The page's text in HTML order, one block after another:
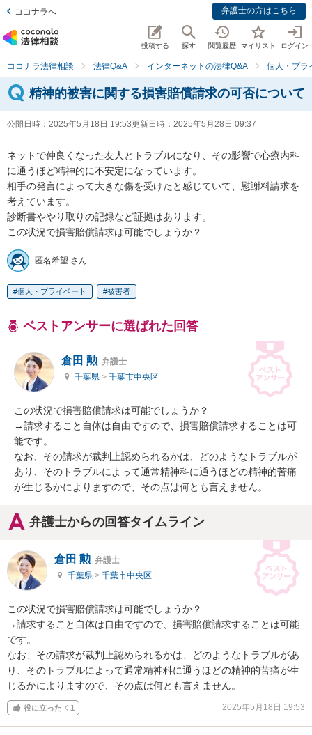
ココナラへ 弁護士の方はこちら
投稿する 探す 閲覧履歴 マイリスト ログイン
ココナラ法律相談 法律Q&A インターネットの法律Q&A 個人・プラ
精神的被害に関する損害賠償請求の可否について
公開日時： 2025年5月18日 19:53更新日時： 2025年5月28日 09:37
ネットで仲良くなった友人とトラブルになり、その影響で心療内科
に通うほど精神的に不安定になっています。
相手の発言によって大きな傷を受けたと感じていて、慰謝料請求を
考えています。
診断書ややり取りの記録など証拠はあります。
この状況で損害賠償請求は可能でしょうか？
匿名希望 さん
個人・プライベート 被害者
ベストアンサーに選ばれた回答
倉田 勲 弁護士
千葉県 > 千葉市中央区
この状況で損害賠償請求は可能でしょうか？
→請求すること自体は自由ですので、損害賠償請求することは可
能です。
なお、その請求が裁判上認められるかは、どのようなトラブルが
あり、そのトラブルによって通常精神科に通うほどの精神的苦痛
が生じるかによりますので、その点は何とも言えません。
弁護士からの回答タイムライン
倉田 勲 弁護士
千葉県 > 千葉市中央区
この状況で損害賠償請求は可能でしょうか？
→請求すること自体は自由ですので、損害賠償請求することは可能
です。
なお、その請求が裁判上認められるかは、どのようなトラブルがあ
り、そのトラブルによって通常精神科に通うほどの精神的苦痛が生
じるかによりますので、その点は何とも言えません。
役に立った 1 2025年5月18日 19:53